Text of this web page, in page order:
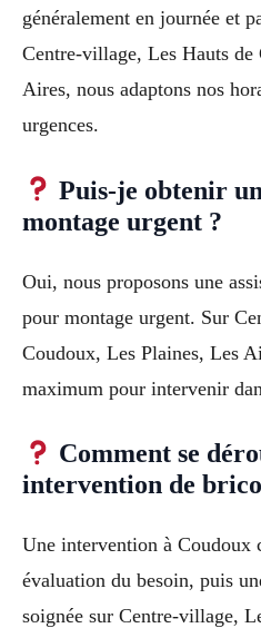
généralement en journée et
Centre-village, Les Hauts
Aires, nous adaptons nos
urgences.
Puis-je obtenir
montage urgent ?
Oui, nous proposons une
pour montage urgent. Sur
Coudoux, Les Plaines, Les
maximum pour intervenir
Comment se
intervention de
Une intervention à Coudoux
évaluation du besoin, puis
soignée sur Centre-village,